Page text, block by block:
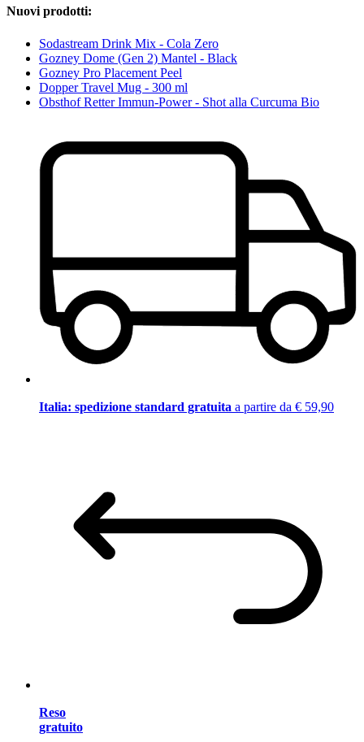
Nuovi prodotti:
Sodastream Drink Mix - Cola Zero
Gozney Dome (Gen 2) Mantel - Black
Gozney Pro Placement Peel
Dopper Travel Mug - 300 ml
Obsthof Retter Immun-Power - Shot alla Curcuma Bio
Italia: spedizione standard gratuita a partire da € 59,90
Reso
gratuito